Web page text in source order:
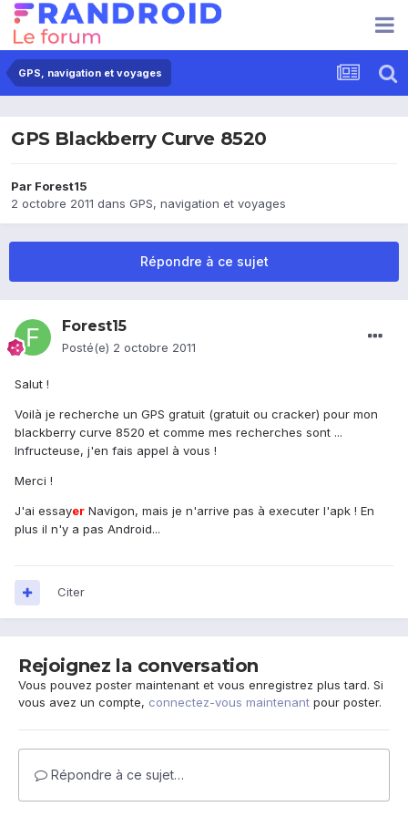
GPS, navigation et voyages
GPS Blackberry Curve 8520
Par Forest15
2 octobre 2011 dans GPS, navigation et voyages
Répondre à ce sujet
Forest15
Posté(e) 2 octobre 2011
Salut !
Voilà je recherche un GPS gratuit (gratuit ou cracker) pour mon
blackberry curve 8520 et comme mes recherches sont ...
Infructeuse, j'en fais appel à vous !
Merci !
J'ai essayer Navigon, mais je n'arrive pas à executer l'apk ! En
plus il n'y a pas Android...
Citer
Rejoignez la conversation
Vous pouvez poster maintenant et vous enregistrez plus tard. Si
vous avez un compte, connectez-vous maintenant pour poster.
Répondre à ce sujet…